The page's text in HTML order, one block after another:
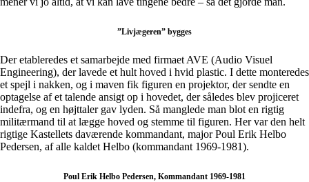
”Livjægeren” bygges
Der etableredes et samarbejde med firmaet AVE (Audio Visuel
Engineering), der lavede et hult hoved i hvid plastic. I dette monteredes
et spejl i nakken, og i maven fik figuren en projektor, der sendte en
optagelse af et talende ansigt op i hovedet, der således blev projiceret
indefra, og en højttaler gav lyden. Så manglede man blot en rigtig
militærmand til at lægge hoved og stemme til figuren. Her var den helt
rigtige Kastellets daværende kommandant, major Poul Erik Helbo
Pedersen, af alle kaldet Helbo (kommandant 1969-1981).
Poul Erik Helbo Pedersen, Kommandant 1969-1981